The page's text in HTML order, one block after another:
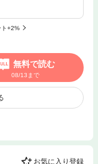
ト+2%
無料で読む
08/13まで
お気に入り登録